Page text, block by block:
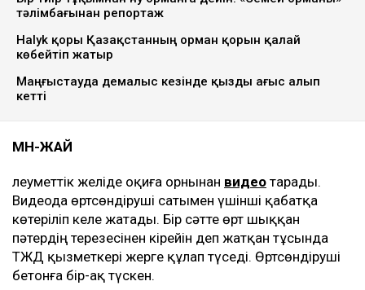
тәлімбағынан репортаж
Halyk қоры Қазақстанның орман қорын қалай
көбейтіп жатыр
Маңғыстауда демалыс кезінде қызды ағыс алып
кетті
МӘН-ЖАЙ
Әлеуметтік желіде оқиға орнынан видео тарады.
Видеода өртсөндіруші сатымен үшінші қабатқа
көтеріліп келе жатады. Бір сәтте өрт шыққан
пәтердің терезесінен кірейін деп жатқан тұсында
ТЖД қызметкері жерге құлап түседі. Өртсөндіруші
бетонға бір-ақ түскен.